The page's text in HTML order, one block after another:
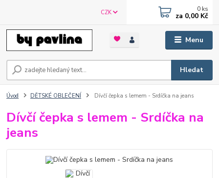
Menu
CZK
Hledat
0 ks
za 0,00 Kč
Úvod DĚTSKÉ OBLEČENÍ Dívčí čepka s lemem - Srdíčka na jeans
Dívčí čepka s lemem - Srdíčka na
jeans